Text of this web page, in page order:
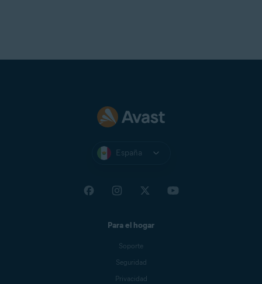
España
Para el hogar
Soporte
Seguridad
Privacidad